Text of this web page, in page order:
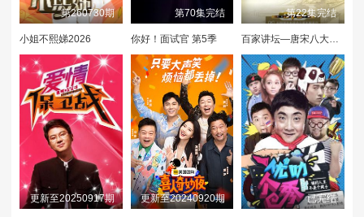
日记第4期上 第4期陪看
中
下
(一)
第5期小屋纯享
(二)
第5期(一) 第5期(二)
第5期小屋纯享
(三)
第5期小屋纯享
(四)
第5期(三)
第5期(四) 第6期超长抢先
喜欢你日记第5期
第260730期
小姐不熙娣2026
第70集完结
你好！面试官 第5季
第22集完结
百家讲坛—唐宋八大家之王安石
更新至20250917期 更新至20240920期 已完结